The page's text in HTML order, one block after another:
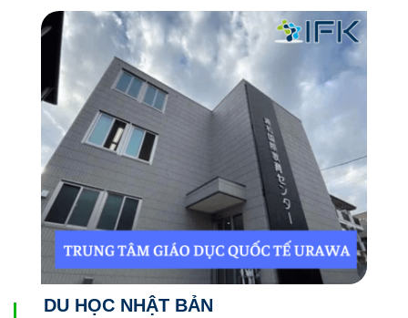
DU HỌC NHẬT BẢN